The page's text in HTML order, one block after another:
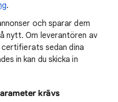
.
och sparar dem
nytt. Om leverantören av
sedan dina
in kan du skicka in
krävs